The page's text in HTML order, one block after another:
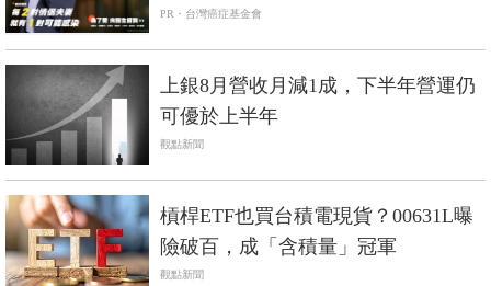
PR・台灣癌症基金會
上銀8月營收月減1成，下半年營運仍
可優於上半年
觀點新聞
槓桿ETF也買台積電現貨？00631L曝
險破百，成「含積量」冠軍
觀點新聞